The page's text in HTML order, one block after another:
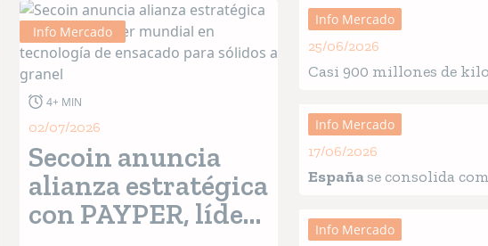
Info Mercado
4+ MIN
02/07/2026
Secoin anuncia
alianza estratégica
con PAYPER, líder
Info Mercado
25/06/2026
Casi 900 millones de
alcanza cifras récord en
Info Mercado
17/06/2026
Españase consolida
europeos para la
de mascotas
Info Mercado